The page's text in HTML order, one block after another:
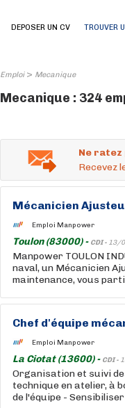
DEPOSER UN CV TROUVER
Emploi> Mecanique
Mecanique : 324
Ne
Recevez
Mécanicien
Emploi Manpower
Toulon (83000) - CDI - 13/
Manpower TOULON
naval, un Mécanicien
maintenance, vous
Chef d'équipe
Emploi Manpower
La Ciotat (13600) - CDI -
Organisation et suivi
technique en atelier, à
de l'équipe - Sensibiliser